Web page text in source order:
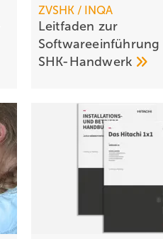
ZVSHK / INQA
Leitfaden zur
Softwareeinführung
SHK-Handwerk